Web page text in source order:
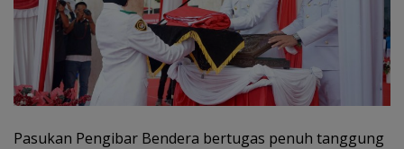
Pasukan Pengibar Bendera bertugas penuh tanggung